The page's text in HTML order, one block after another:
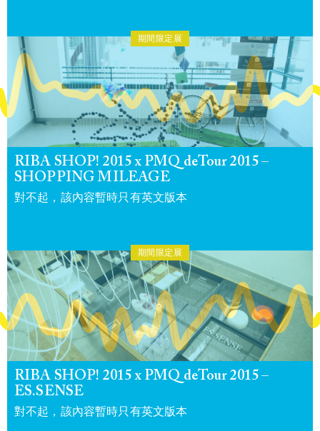
期間限定展
RIBA SHOP! 2015 x PMQ deTour 2015 –
SHOPPING MILEAGE
對不起，該內容暫時只有英文版本
期間限定展
RIBA SHOP! 2015 x PMQ deTour 2015 –
ES.SENSE
對不起，該內容暫時只有英文版本